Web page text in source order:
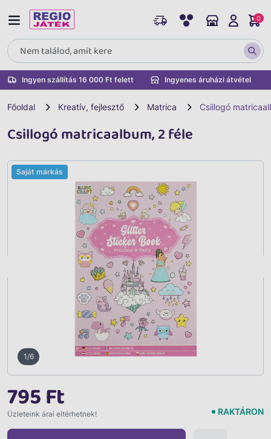
Ingyen szállítás 16 000 Ft felett Ingyenes áruházi átvétel
0
Főoldal Kreatív, fejlesztő Matrica Csillogó
Csillogó matricaalbum, 2 féle
1/6
Saját márkás
795 Ft
Üzleteink árai eltérhetnek! RAKTÁRON